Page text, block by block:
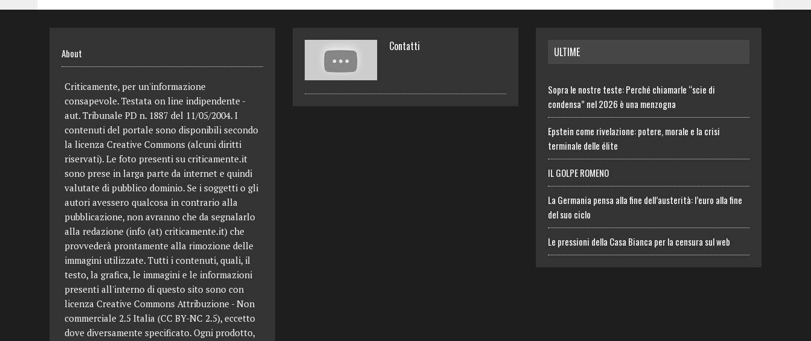
About
Criticamente, per un'informazione
consapevole. Testata on line indipendente -
aut. Tribunale PD n. 1887 del 11/05/2004. I
contenuti del portale sono disponibili secondo
la licenza Creative Commons (alcuni diritti
riservati). Le foto presenti su criticamente.it
sono prese in larga parte da internet e quindi
valutate di pubblico dominio. Se i soggetti o gli
autori avessero qualcosa in contrario alla
pubblicazione, non avranno che da segnalarlo
alla redazione (info (at) criticamente.it) che
provvederà prontamente alla rimozione delle
immagini utilizzate. Tutti i contenuti, quali, il
testo, la grafica, le immagini e le informazioni
presenti all'interno di questo sito sono con
licenza Creative Commons Attribuzione - Non
commerciale 2.5 Italia (CC BY-NC 2.5), eccetto
dove diversamente specificato. Ogni prodotto,
Contatti ULTIME
Sopra le nostre teste: Perché chiamarle “scie di
condensa” nel 2026 è una menzogna
Epstein come rivelazione: potere, morale e la crisi
terminale delle élite
IL GOLPE ROMENO
La Germania pensa alla fine dell’austerità: l’euro alla fine
del suo ciclo
Le pressioni della Casa Bianca per la censura sul web